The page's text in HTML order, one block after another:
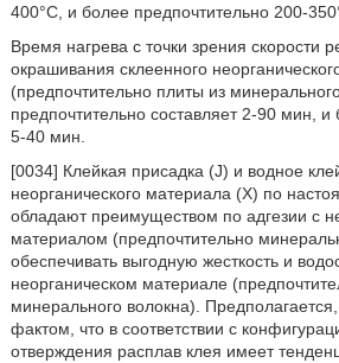
400°C, и более предпочтительно 200-
Время нагрева с точки зрения скорости
окрашивания склеенного
(предпочтительно плиты из
предпочтительно составляет 2-90 мин, и
5-40 мин.
[0034] Клейкая присадка (J) и водное
неорганического материала (X) по
обладают преимуществом по адгезии с
материалом (предпочтительно
обеспечивать выгодную жесткость и
неорганическом материале
минерального волокна).
фактом, что в соответствии с
отверждения расплав клея имеет